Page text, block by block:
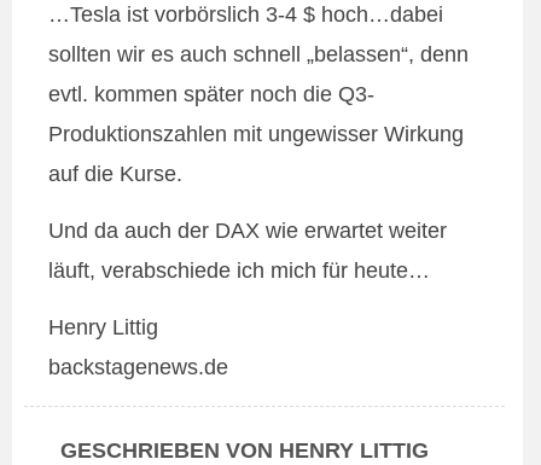
…Tesla ist vorbörslich 3-4 $ hoch…dabei
sollten wir es auch schnell „belassen“, denn
evtl. kommen später noch die Q3-
Produktionszahlen mit ungewisser Wirkung
auf die Kurse.
Und da auch der DAX wie erwartet weiter
läuft, verabschiede ich mich für heute…
Henry Littig
backstagenews.de
GESCHRIEBEN VON HENRY LITTIG